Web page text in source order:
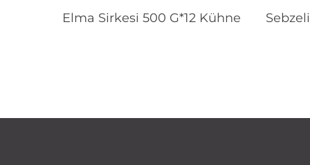
Devamını Oku
Elma Sirkesi 500 G*12 Kühne